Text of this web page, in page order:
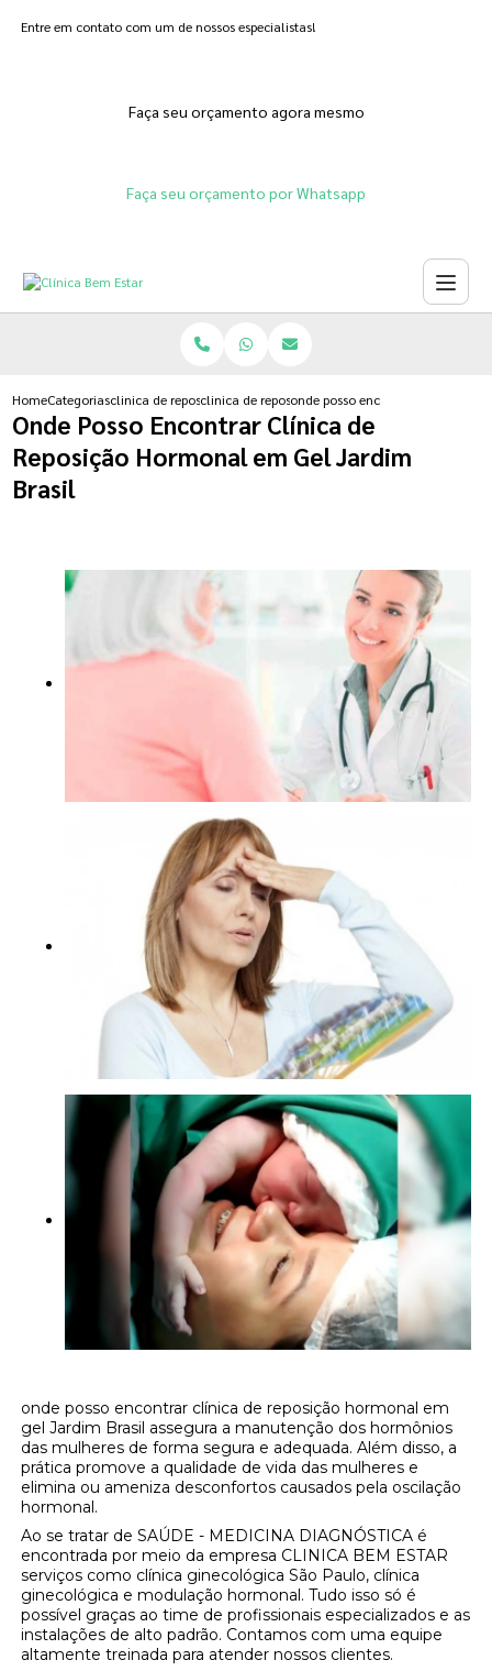
Entre em contato com um de nossos especialistas!
Faça seu orçamento agora mesmo
Faça seu orçamento por Whatsapp
HomeCategoriasclinica de reposicao hormonalclinica de reposicao hormonal progesterona
onde posso encontrar clinica de
Onde Posso Encontrar Clínica de
Reposição Hormonal em Gel Jardim
Brasil
onde posso encontrar clínica de reposição hormonal em
gel Jardim Brasil assegura a manutenção dos hormônios
das mulheres de forma segura e adequada. Além disso, a
prática promove a qualidade de vida das mulheres e
elimina ou ameniza desconfortos causados pela oscilação
hormonal.
Ao se tratar de SAÚDE - MEDICINA DIAGNÓSTICA é
encontrada por meio da empresa CLINICA BEM ESTAR
serviços como clínica ginecológica São Paulo, clínica
ginecológica e modulação hormonal. Tudo isso só é
possível graças ao time de profissionais especializados e as
instalações de alto padrão. Contamos com uma equipe
altamente treinada para atender nossos clientes.